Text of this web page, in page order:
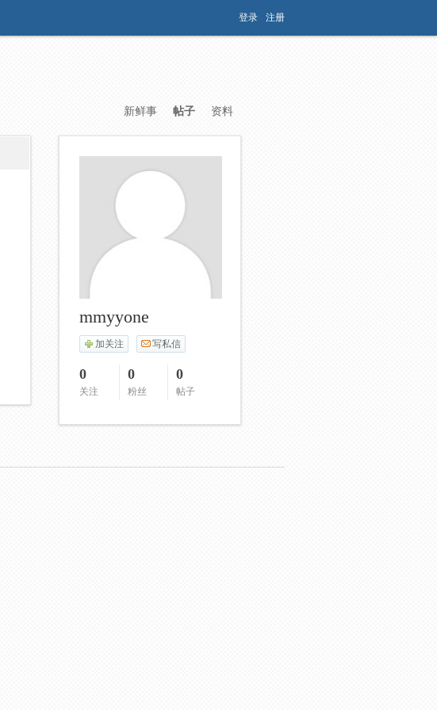
登录 注册
新鲜事 帖子 资料
mmyyone
加关注 写私信
0
关注
0
粉丝
0
帖子